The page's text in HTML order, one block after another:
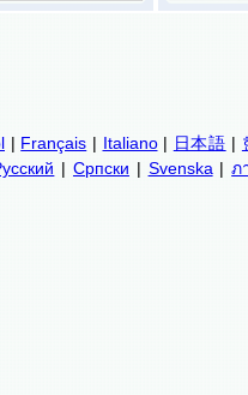
| Français | Italiano| 日本語 |
| Српски | Svenska |ภ